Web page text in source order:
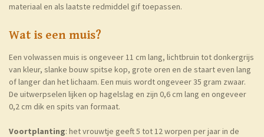
materiaal en als laatste redmiddel gif toepassen.
Wat is een muis?
Een volwassen muis is ongeveer 11 cm lang, lichtbruin tot donkergrijs
van kleur, slanke bouw spitse kop, grote oren en de staart even lang
of langer dan het lichaam. Een muis wordt ongeveer 35 gram zwaar.
De uitwerpselen lijken op hagelslag en zijn 0,6 cm lang en ongeveer
0,2 cm dik en spits van formaat.
Voortplanting: het vrouwtje geeft 5 tot 12 worpen per jaar in de